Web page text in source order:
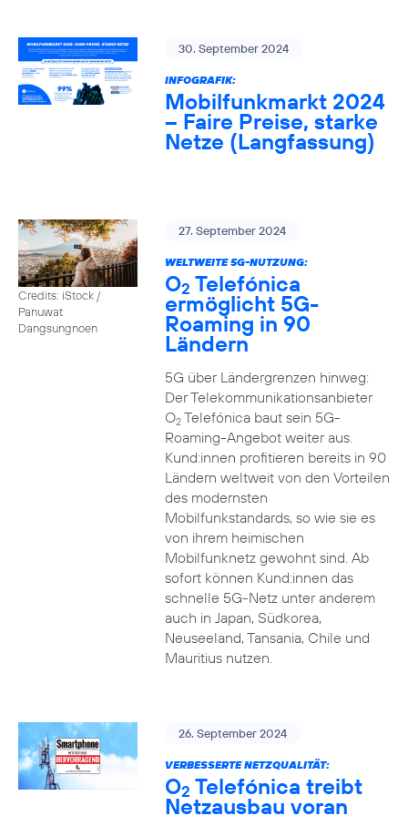
30. September 2024
INFOGRAFIK:
Mobilfunkmarkt 2024
– Faire Preise, starke
Netze (Langfassung)
Credits: iStock /
Panuwat
Dangsungnoen
27. September 2024
WELTWEITE 5G-NUTZUNG:
O2 Telefónica
ermöglicht 5G-
Roaming in 90
Ländern
5G über Ländergrenzen hinweg:
Der Telekommunikationsanbieter
O2Telefónica baut sein 5G-
Roaming-Angebot weiter aus.
Kund:innen profitieren bereits in 90
Ländern weltweit von den Vorteilen
des modernsten
Mobilfunkstandards, so wie sie es
von ihrem heimischen
Mobilfunknetz gewohnt sind. Ab
sofort können Kund:innen das
schnelle 5G-Netz unter anderem
auch in Japan, Südkorea,
Neuseeland, Tansania, Chile und
Mauritius nutzen.
26. September 2024
VERBESSERTE NETZQUALITÄT:
O2 Telefónica treibt
Netzausbau voran